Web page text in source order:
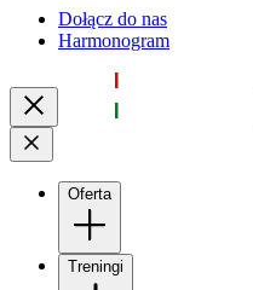
Dołącz do nas
Harmonogram
Oferta
Treningi